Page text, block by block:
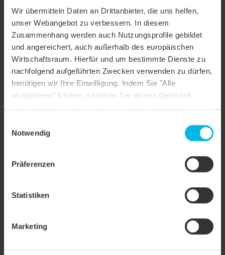
Wir übermitteln Daten an Drittanbieter, die uns helfen,
unser Webangebot zu verbessern. In diesem
Zusammenhang werden auch Nutzungsprofile gebildet
und angereichert, auch außerhalb des europäischen
Wirtschaftsraum. Hierfür und um bestimmte Dienste zu
nachfolgend aufgeführten Zwecken verwenden zu dürfen,
benötigen wir Ihre Einwilligung. Indem Sie "Alle
akzeptieren" klicken, stimmen Sie diesen (jederzeit
Einstellungen ändern oder die Datenverarbeitung
Notwendig
Präferenzen
Statistiken
Marketing
MODELL
KERA-BIBER PROFIL SÄCHSISCHE BIBER
15,5X38X1,2 SEGMENTSCHNITT
Produktfamilie Biberschwanzziegel PROFIL
Produktgruppe
Objektart Schloss
Dachform Mansardenwalmdach
Oberfläche